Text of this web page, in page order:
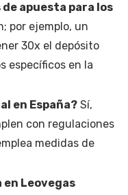
apuesta para los
por ejemplo, un
30x el depósito
específicos en la
en España? Sí,
con regulaciones
medidas de
Leovegas